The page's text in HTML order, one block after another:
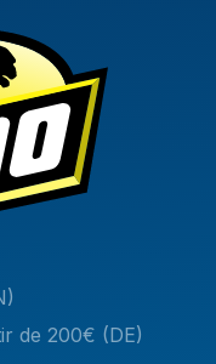
de 200€ (DE)